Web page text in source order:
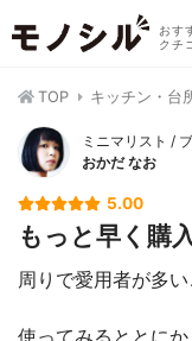
おす
クチ
TOP キッチン・台
ミニマリスト /
おかだ なお
5.00
もっと早く購
周りで愛用者が多い
使ってみるととに